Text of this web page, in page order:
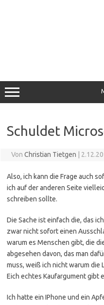
Schuldet
Von Christian Tietgen |
Also, ich kann die Frage auch
ich auf der anderen Seite
schreiben sollte.
Die Sache ist einfach die, das
zwar nicht sofort einen
warum es Menschen gibt, die
abgesehen davon, das man
muss, weiß ich nicht warum
Eich echtes Kaufargument gibt
Ich hatte ein IPhone und ein